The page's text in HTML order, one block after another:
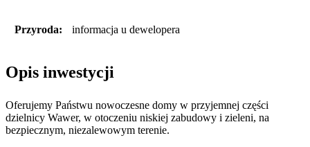
Przyroda: informacja u dewelopera
Opis inwestycji
Oferujemy Państwu nowoczesne domy w przyjemnej części
dzielnicy Wawer, w otoczeniu niskiej zabudowy i zieleni, na
bezpiecznym, niezalewowym terenie.